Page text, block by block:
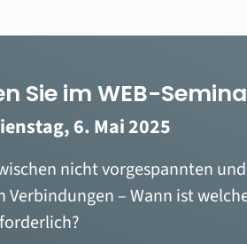
Sie im WEB-
6. Mai 2025
nicht vorgespannten und
Verbindungen – Wann ist